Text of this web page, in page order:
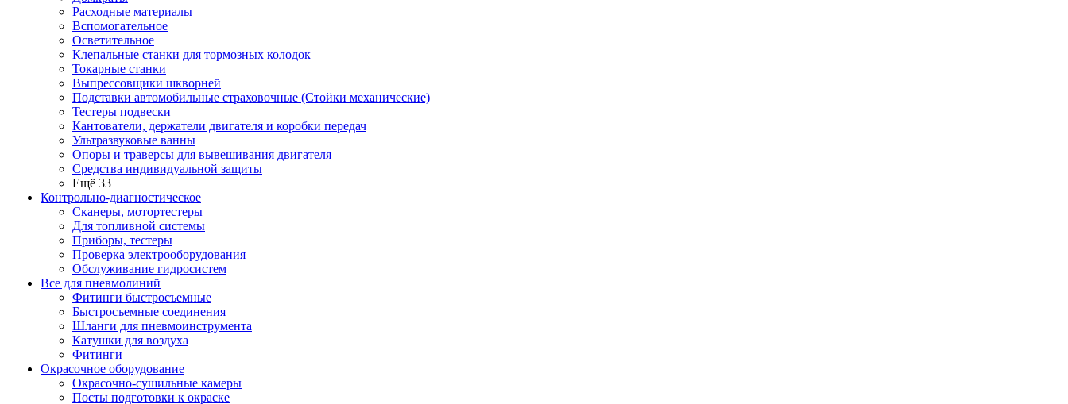
Расходные материалы
Вспомогательное
Осветительное
Клепальные станки для тормозных колодок
Токарные станки
Выпрессовщики шкворней
Подставки автомобильные страховочные (Стойки механические)
Тестеры подвески
Кантователи, держатели двигателя и коробки передач
Ультразвуковые ванны
Опоры и траверсы для вывешивания двигателя
Средства индивидуальной защиты
Ещё 33
Контрольно-диагностическое
Сканеры, мотортестеры
Для топливной системы
Приборы, тестеры
Проверка электрооборудования
Обслуживание гидросистем
Все для пневмолиний
Фитинги быстросъемные
Быстросъемные соединения
Шланги для пневмоинструмента
Катушки для воздуха
Фитинги
Окрасочное оборудование
Окрасочно-сушильные камеры
Посты подготовки к окраске